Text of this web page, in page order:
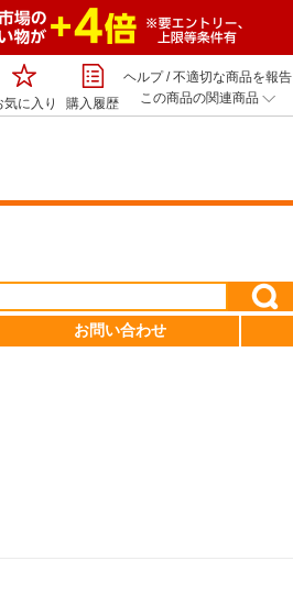
気に入り 購入履歴
ヘルプ/不適切な商品を報告
この商品の関連商品